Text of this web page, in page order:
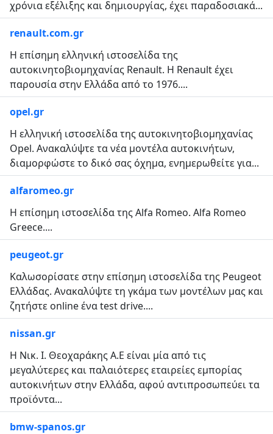
χρόνια εξέλιξης και δημιουργίας, έχει παραδοσιακά...
renault.com.gr
Η επίσημη ελληνική ιστοσελίδα της
αυτοκινητοβιομηχανίας Renault. Η Renault έχει
παρουσία στην Ελλάδα από το 1976....
opel.gr
Η ελληνική ιστοσελίδα της αυτοκινητοβιομηχανίας
Opel. Ανακαλύψτε τα νέα μοντέλα αυτοκινήτων,
διαμορφώστε το δικό σας όχημα, ενημερωθείτε για...
alfaromeo.gr
Η επίσημη ιστοσελίδα της Alfa Romeo. Alfa Romeo
Greece....
peugeot.gr
Καλωσορίσατε στην επίσημη ιστοσελίδα της Peugeot
Ελλάδας. Ανακαλύψτε τη γκάμα των μοντέλων μας και
ζητήστε online ένα test drive....
nissan.gr
Η Νικ. Ι. Θεοχαράκης Α.Ε είναι μία από τις
μεγαλύτερες και παλαιότερες εταιρείες εμπορίας
αυτοκινήτων στην Ελλάδα, αφού αντιπροσωπεύει τα
προϊόντα...
bmw-spanos.gr